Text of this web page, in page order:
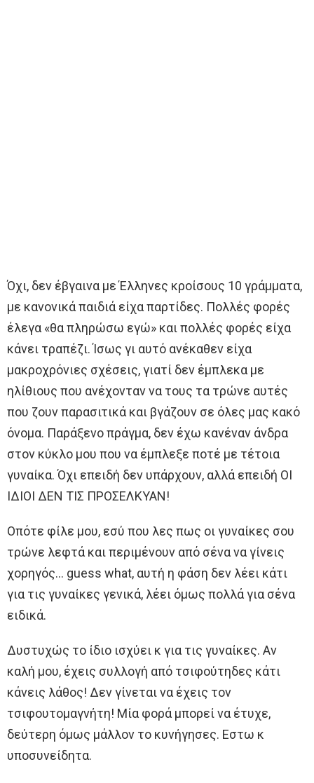
Όχι, δεν έβγαινα με Έλληνες κροίσους 10 γράμματα,
με κανονικά παιδιά είχα παρτίδες. Πολλές φορές
έλεγα «θα πληρώσω εγώ» και πολλές φορές είχα
κάνει τραπέζι. Ίσως γι αυτό ανέκαθεν είχα
μακροχρόνιες σχέσεις, γιατί δεν έμπλεκα με
ηλίθιους που ανέχονταν να τους τα τρώνε αυτές
που ζουν παρασιτικά και βγάζουν σε όλες μας κακό
όνομα. Παράξενο πράγμα, δεν έχω κανέναν άνδρα
στον κύκλο μου που να έμπλεξε ποτέ με τέτοια
γυναίκα. Όχι επειδή δεν υπάρχουν, αλλά επειδή ΟΙ
ΙΔΙΟΙ ΔΕΝ ΤΙΣ ΠΡΟΣΕΛΚΥΑΝ!
Οπότε φίλε μου, εσύ που λες πως οι γυναίκες σου
τρώνε λεφτά και περιμένουν από σένα να γίνεις
χορηγός… guess what, αυτή η φάση δεν λέει κάτι
για τις γυναίκες γενικά, λέει όμως πολλά για σένα
ειδικά.
Δυστυχώς το ίδιο ισχύει κ για τις γυναίκες. Αν
καλή μου, έχεις συλλογή από τσιφούτηδες κάτι
κάνεις λάθος! Δεν γίνεται να έχεις τον
τσιφουτομαγνήτη! Μία φορά μπορεί να έτυχε,
δεύτερη όμως μάλλον το κυνήγησες. Εστω κ
υποσυνείδητα.